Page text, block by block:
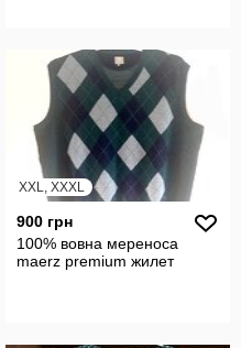
XXL, XXXL
900 грн
100% вовна мереноса
maerz premium жилет